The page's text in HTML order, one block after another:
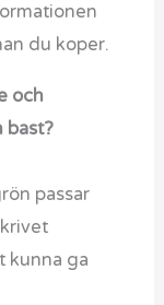
du koper.
och
bast?
passar
kunna ga